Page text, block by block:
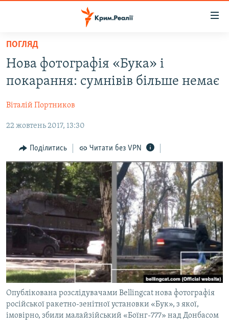
Перейти
основного
матеріалу
до
навігації
Перейти
пошуку
НОВИНИ
ВОДА.КРИМ
ВІДЕО ТА ФОТО
ПОЛІТИКА
БЛОГИ
ПОГЛЯД
ІНТЕРВ'Ю
ВСЕ ЗА ДЕНЬ
СПЕЦПРОЕКТИ
ВІДЕОУРОКИ «ELIFBE»
СВІДЧЕННЯ ОКУПАЦІЇ
УКРАЇНСЬКА ПРОБЛЕМА КРИМУ
ІНФОГРАФІКА
ЯК ОБІЙТИ БЛОКУВАННЯ
Русский
Qırımtatar
ДОЛУЧАЙСЯ!
ПОГЛЯД
Нова фотографія «Бука» і
покарання: сумнівів більше немає
Віталій Портников
22 жовтень 2017, 13:30
Поділитись Читати без VPN
Опублікована розслідувачами Bellingcat нова фотографія
російської ракетно-зенітної установки «Бук», з якої,
імовірно, збили малайзійський «Боїнг-777» над Донбасом